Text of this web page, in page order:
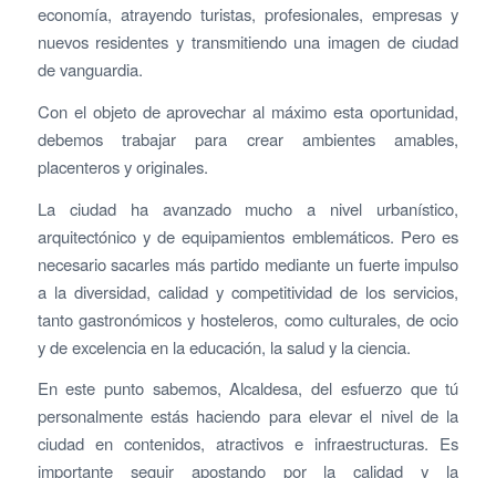
economía, atrayendo turistas, profesionales, empresas y
nuevos residentes y transmitiendo una imagen de ciudad
de vanguardia.
Con el objeto de aprovechar al máximo esta oportunidad,
debemos trabajar para crear ambientes amables,
placenteros y originales.
La ciudad ha avanzado mucho a nivel urbanístico,
arquitectónico y de equipamientos emblemáticos. Pero es
necesario sacarles más partido mediante un fuerte impulso
a la diversidad, calidad y competitividad de los servicios,
tanto gastronómicos y hosteleros, como culturales, de ocio
y de excelencia en la educación, la salud y la ciencia.
En este punto sabemos, Alcaldesa, del esfuerzo que tú
personalmente estás haciendo para elevar el nivel de la
ciudad en contenidos, atractivos e infraestructuras. Es
importante seguir apostando por la calidad y la